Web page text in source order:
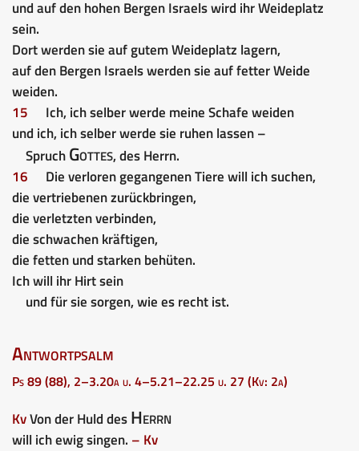
und auf den hohen Bergen Israels wird ihr Weideplatz
sein.
Dort werden sie auf gutem Weideplatz lagern,
auf den Bergen Israels werden sie auf fetter Weide
weiden.
15
Ich, ich selber werde meine Schafe weiden
und ich, ich selber werde sie ruhen lassen –
SpruchGottes, des Herrn.
16
Die verloren gegangenen Tiere will ich suchen,
die vertriebenen zurückbringen,
die verletzten verbinden,
die schwachen kräftigen,
die fetten und starken behüten.
Ich will ihr Hirt sein
und für sie sorgen, wie es recht ist.
Antwortpsalm
Ps 89 (88), 2–3.20a u. 4–5.21–22.25 u. 27 (Kv: 2a)
KvVon der Huld desHerrn
will ich ewig singen. – Kv